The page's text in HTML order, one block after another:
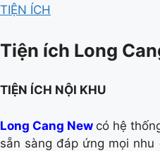
TIỆN ÍCH
Tiện ích Long
TIỆN ÍCH NỘI KHU
Long Cang New có hệ
sẵn sàng đáp ứng mọi